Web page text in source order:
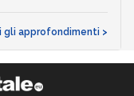
gli approfondimenti >